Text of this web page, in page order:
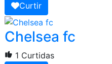
Curtir
Chelsea fc
1 Curtidas